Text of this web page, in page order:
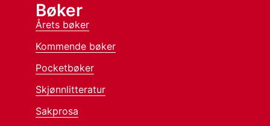
Bøker
Årets bøker
Kommende bøker
Pocketbøker
Skjønnlitteratur
Sakprosa